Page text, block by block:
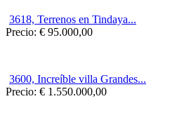
3618, Terrenos en Tindaya...
Precio: € 95.000,00
3600, Increíble villa Grandes...
Precio: € 1.550.000,00